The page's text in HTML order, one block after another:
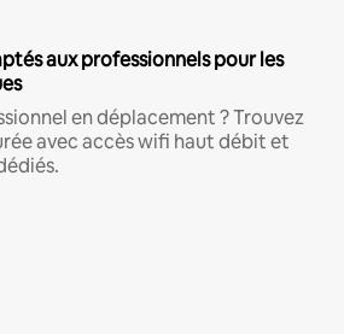
aux professionnels pour les
en déplacement ? Trouvez
avec accès wifi haut débit et